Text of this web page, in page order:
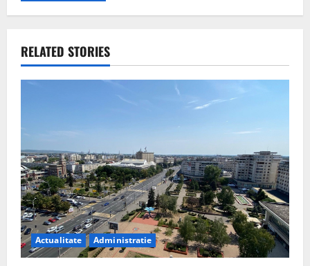
RELATED STORIES
Actualitate Administratie